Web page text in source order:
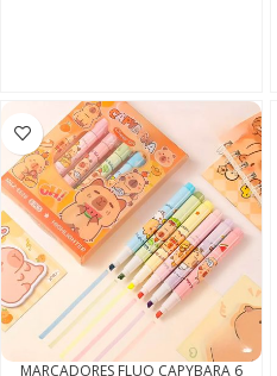
MARCADORES FLUO CAPYBARA 6
SEGUÍ